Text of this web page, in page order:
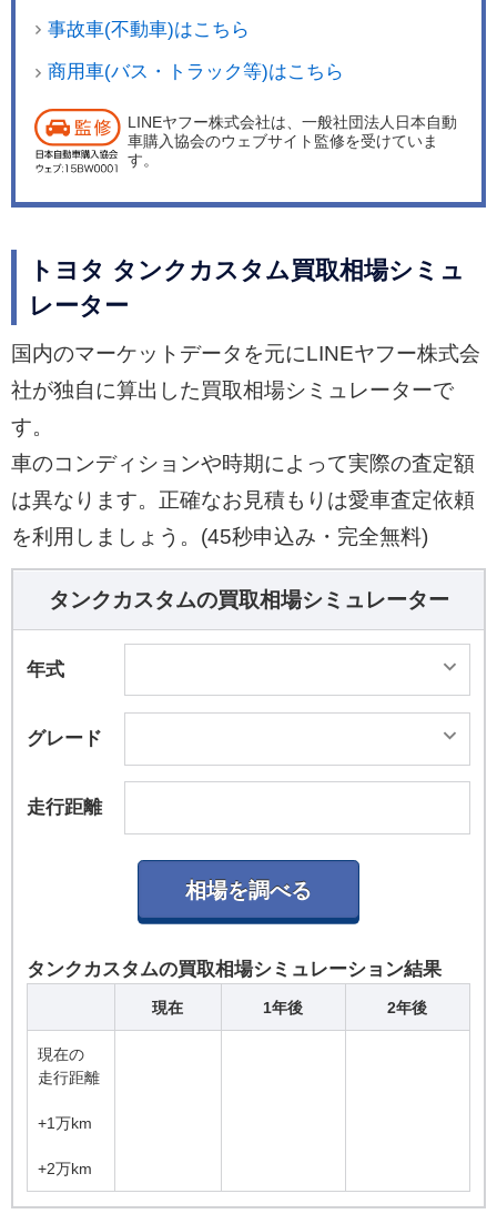
事故車(不動車)はこちら
商用車(バス・トラック等)はこちら
LINEヤフー株式会社は、一般社団法人日本自動
車購入協会のウェブサイト監修を受けていま
す。
トヨタ タンクカスタム買取相場シミュ
レーター
国内のマーケットデータを元にLINEヤフー株式会
社が独自に算出した買取相場シミュレーターで
す。
車のコンディションや時期によって実際の査定額
は異なります。正確なお見積もりは愛車査定依頼
を利用しましょう。(45秒申込み・完全無料)
タンクカスタムの買取相場シミュレーター
年式
グレード
走行距離
タンクカスタムの買取相場シミュレーション結果
現在 1年後 2年後
現在の
走行距離
+1万km
+2万km